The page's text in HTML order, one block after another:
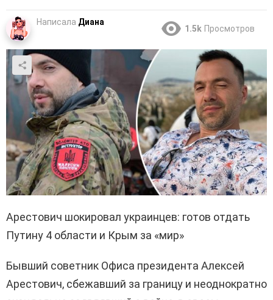
Написала Диана
1.5k Просмотров
Арестович шокировал украинцев: готов отдать
Путину 4 области и Крым за «мир»
Бывший советник Офиса президента Алексей
Арестович, сбежавший за границу и неоднократно